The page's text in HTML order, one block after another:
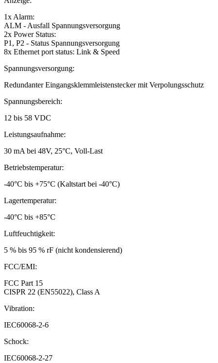
1x Alarm:
ALM - Ausfall Spannungsversorgung
2x Power Status:
P1, P2 - Status Spannungsversorgung
8x Ethernet port status: Link & Speed
Spannungsversorgung:
Redundanter Eingangsklemmleistenstecker mit Verpolungsschutz
Spannungsbereich:
12 bis 58 VDC
Leistungsaufnahme:
30 mA bei 48V, 25°C, Voll-Last
Betriebstemperatur:
-40°C bis +75°C (Kaltstart bei -40°C)
Lagertemperatur:
-40°C bis +85°C
Luftfeuchtigkeit:
5 % bis 95 % rF (nicht kondensierend)
FCC/EMI:
FCC Part 15
CISPR 22 (EN55022), Class A
Vibration:
IEC60068-2-6
Schock:
IEC60068-2-27